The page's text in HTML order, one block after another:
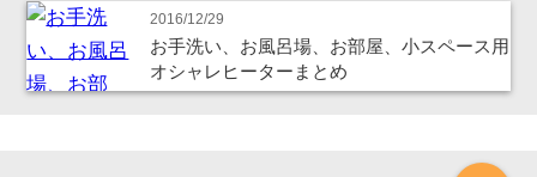
2016/12/29
お手洗い、お風呂場、お部屋、小スペース用
オシャレヒーターまとめ